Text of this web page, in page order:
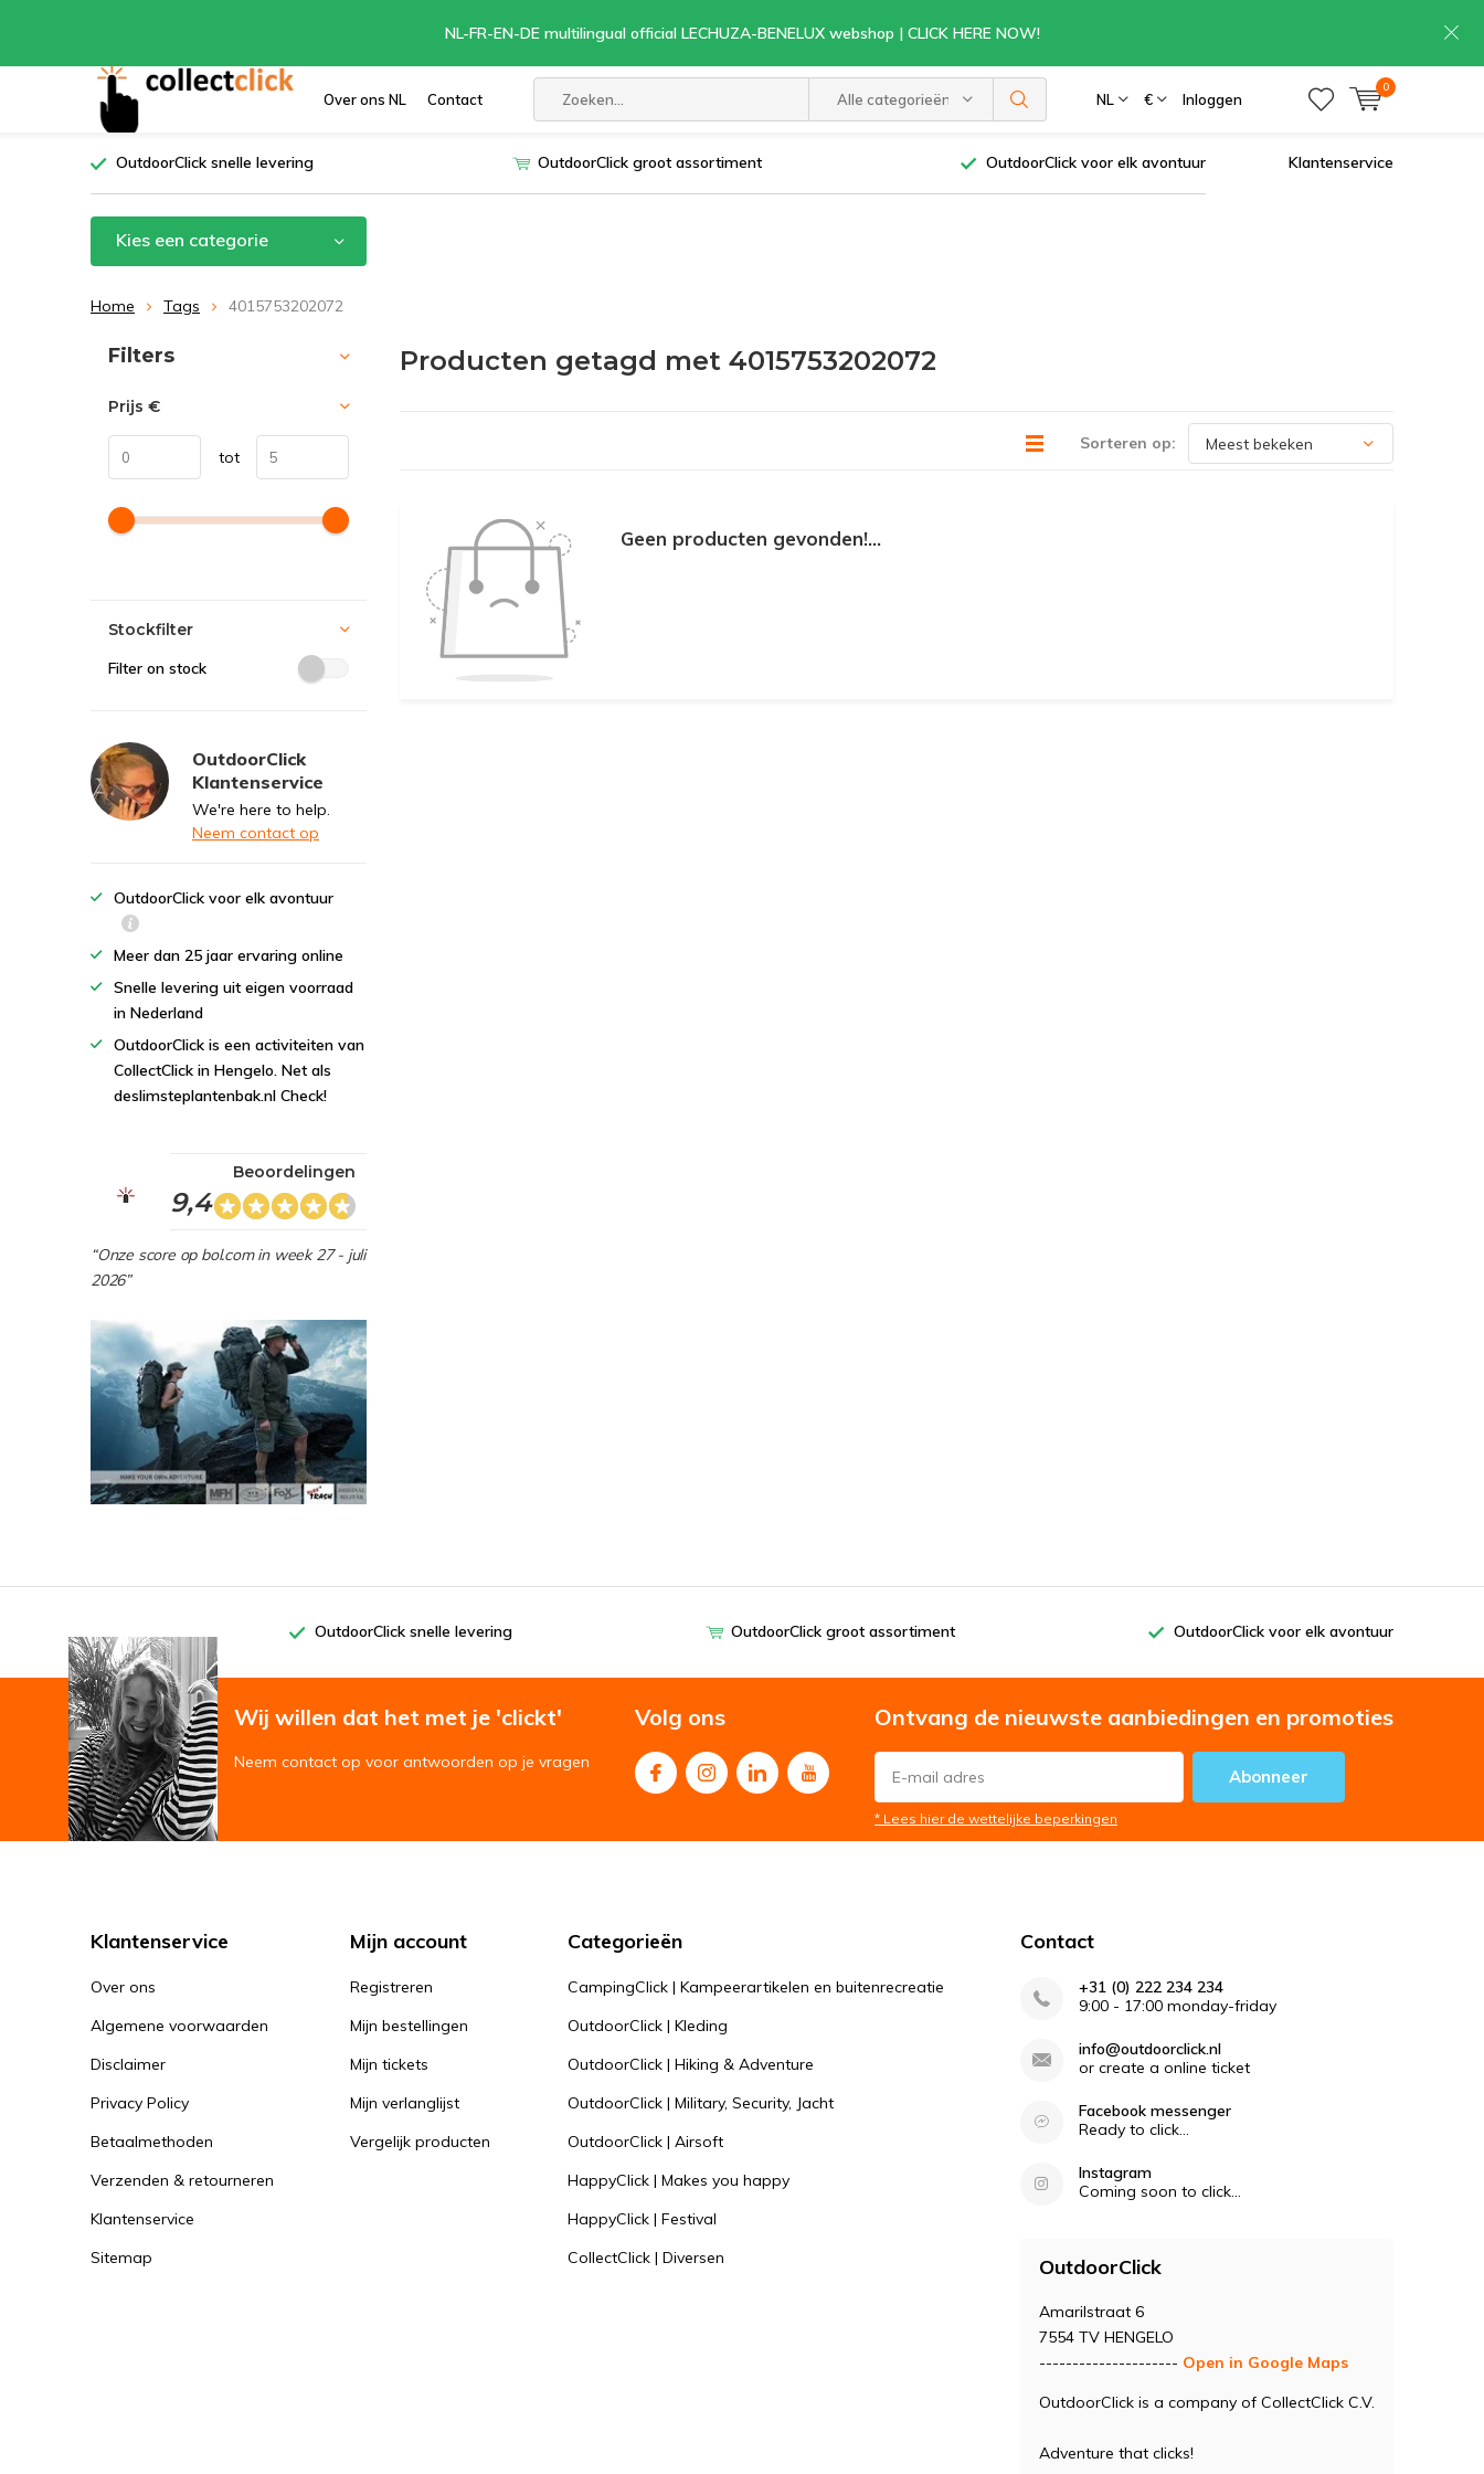
Over ons NL Contact Alle categorieën NL € Inloggen
0
NL-FR-EN-DE multilingual official LECHUZA-BENELUX webshop | CLICK HERE NOW!
OutdoorClick snelle levering OutdoorClick groot assortiment OutdoorClick voor elk avontuur Klantenservice
Kies een categorie
Home Tags 4015753202072
Producten getagd met 4015753202072
Sorteren op:
Geen producten gevonden!...
Sorteren op:
Filters
Prijs €
tot
Stockfilter
Filter on stock
OutdoorClick
Klantenservice
We're here to help.
Neem contact op
OutdoorClick voor elk avontuur
Meer dan 25 jaar ervaring online
Snelle levering uit eigen voorraad
in Nederland
OutdoorClick is een activiteiten van
CollectClick in Hengelo. Net als
deslimsteplantenbak.nl Check!
9,4
Beoordelingen
“Onze score op bol.com in week 27 - juli
2026”
OutdoorClick snelle levering OutdoorClick groot assortiment OutdoorClick voor elk avontuur
Wij willen dat het met je 'clickt'
Neem contact op voor antwoorden op je vragen
Volg ons Ontvang de nieuwste aanbiedingen en promoties
Abonneer
* Lees hier de wettelijke beperkingen
Klantenservice
Over ons
Algemene voorwaarden
Disclaimer
Privacy Policy
Betaalmethoden
Verzenden & retourneren
Klantenservice
Sitemap
Mijn account
Registreren
Mijn bestellingen
Mijn tickets
Mijn verlanglijst
Vergelijk producten
Categorieën
CampingClick | Kampeerartikelen en buitenrecreatie
OutdoorClick | Kleding
OutdoorClick | Hiking & Adventure
OutdoorClick | Military, Security, Jacht
OutdoorClick | Airsoft
HappyClick | Makes you happy
HappyClick | Festival
CollectClick | Diversen
Contact
+31 (0) 222 234 234
9:00 - 17:00 monday-friday
info@outdoorclick.nl
or create a online ticket
Facebook messenger
Ready to click...
Instagram
Coming soon to click...
OutdoorClick
Amarilstraat 6
7554 TV HENGELO
--------------------- Open in Google Maps
OutdoorClick is a company of CollectClick C.V.
Adventure that clicks!